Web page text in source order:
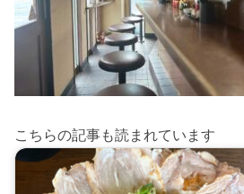
こちらの記事も読まれています